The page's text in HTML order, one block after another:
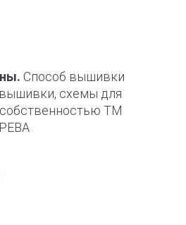
Способ вышивки
схемы для
ТМ